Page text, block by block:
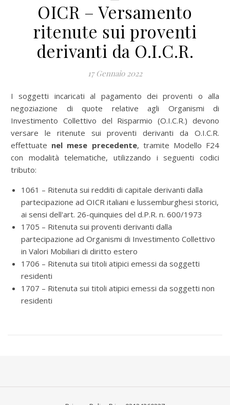
OICR – Versamento
ritenute sui proventi
derivanti da O.I.C.R.
17 Gennaio 2022
I soggetti incaricati al pagamento dei proventi o alla
negoziazione di quote relative agli Organismi di
Investimento Collettivo del Risparmio (O.I.C.R.) devono
versare le ritenute sui proventi derivanti da O.I.C.R.
effettuate nel mese precedente, tramite Modello F24
con modalità telematiche, utilizzando i seguenti codici
tributo:
1061 – Ritenuta sui redditi di capitale derivanti dalla
partecipazione ad OICR italiani e lussemburghesi storici,
ai sensi dell'art. 26-quinquies del d.P.R. n. 600/1973
1705 – Ritenuta sui proventi derivanti dalla
partecipazione ad Organismi di Investimento Collettivo
in Valori Mobiliari di diritto estero
1706 – Ritenuta sui titoli atipici emessi da soggetti
residenti
1707 – Ritenuta sui titoli atipici emessi da soggetti non
residenti